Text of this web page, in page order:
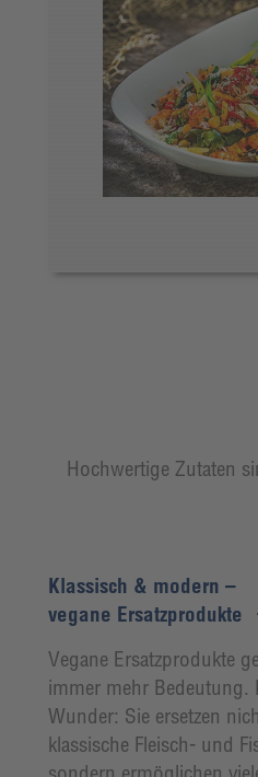
Hochwertige Zutaten
Klassisch & modern –
vegane Ersatzprodukte
Vegane Ersatzprodukte
immer mehr Bedeutung.
Wunder: Sie ersetzen
klassische Fleisch- und